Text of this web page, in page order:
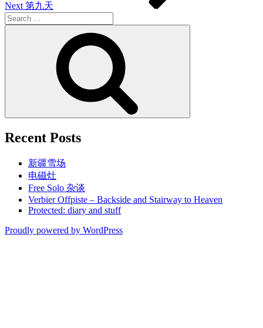
Next 第九天
Search
for:
Recent Posts
新疆雪场
电磁灶
Free Solo 杂谈
Verbier Offpiste – Backside and Stairway to Heaven
Protected: diary and stuff
Proudly powered by WordPress